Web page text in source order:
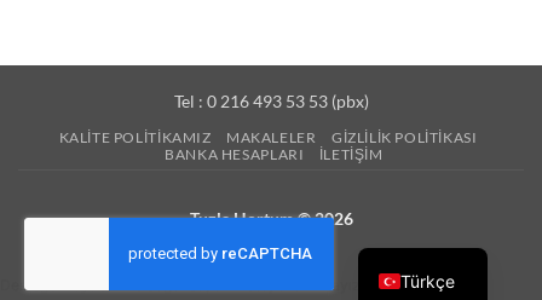
Tel : 0 216 493 53 53 (pbx)
KALITE POLITIKAMIZ MAKALELER
GIZLILIK POLITIKASI
BANKA HESAPLARI
İLETIŞIM
Tuzla Hortum © 2026
Desteğe ihtiyacınız olduğunda, bir mesaj uzaklıktayız. Türkçe